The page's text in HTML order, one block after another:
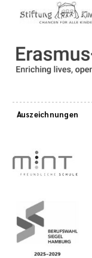
Auszeichnungen